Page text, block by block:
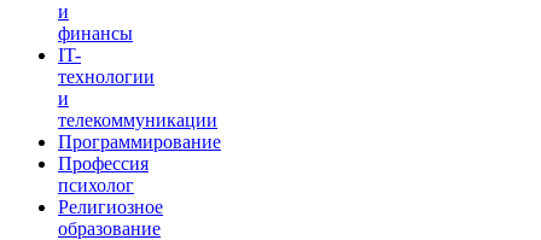
и
финансы
IT-
технологии
и
телекоммуникации
Программирование
Профессия
психолог
Религиозное
образование